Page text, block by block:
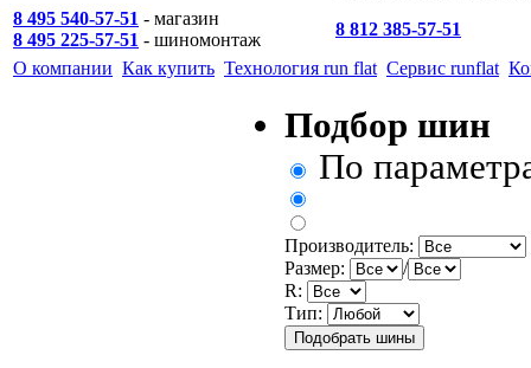
8 495 540-57-51 - магазин
8 495 225-57-51 - шиномонтаж
8 812 385-57-51
О компании Как купить Технология run flat Сервис runflat
Подбор шин
По
Производитель:
Размер:
/
R:
Тип: